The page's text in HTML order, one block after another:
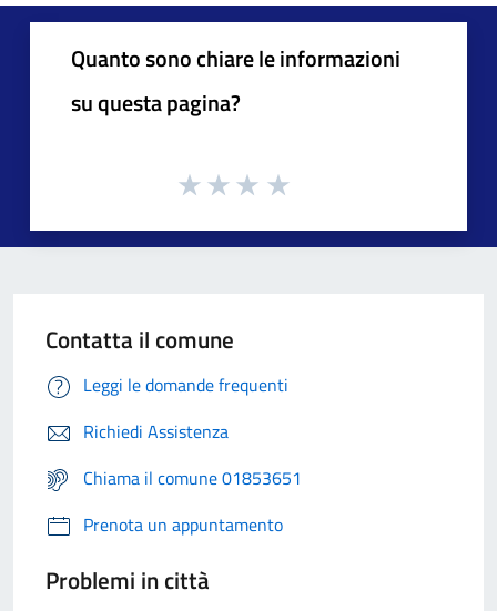
Quanto sono chiare le informazioni
su questa pagina?
Contatta il comune
Leggi le domande frequenti
Richiedi Assistenza
Chiama il comune 01853651
Prenota un appuntamento
Problemi in città